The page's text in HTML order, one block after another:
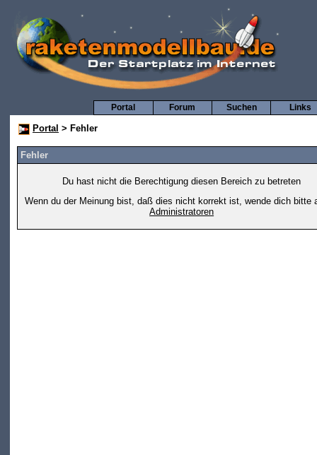
Links
Suchen
Forum
Portal
Portal > Fehler
Fehler
Du hast nicht die Berechtigung diesen Bereich zu betreten
Wenn du der Meinung bist, daß dies nicht korrekt ist, wende dich bitte
Administratoren